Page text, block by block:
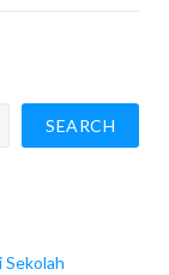
SEARCH
Sekolah